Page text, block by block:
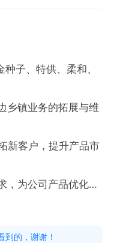
子、特供、柔和、
乡镇业务的拓展与维
新客户，提升产品市
，为公司产品优化提
稳定的合作关系，
到的，谢谢！